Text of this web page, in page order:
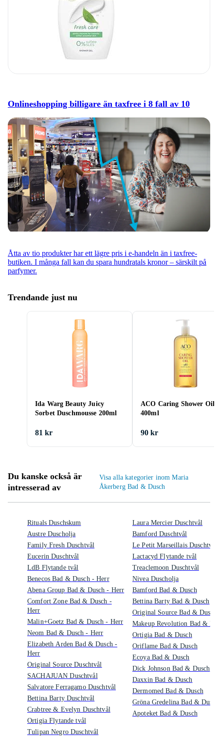
Onlineshopping billigare än taxfree i 8 fall av 10
Åtta av tio produkter har ett lägre pris i e-handeln än i taxfree-
butiken. I många fall kan du spara hundratals kronor – särskilt på
parfymer.
Trendande just nu
Ida Warg Beauty Juicy
Sorbet Duschmousse 200ml
81 kr
ACO Caring Shower Oil
400ml
90 kr
Du kanske också är
intresserad av
Visa alla kategorier inom Maria
Åkerberg Bad & Dusch
Rituals Duschskum
Austre Duscholja
Family Fresh Duschtvål
Eucerin Duschtvål
LdB Flytande tvål
Benecos Bad & Dusch - Herr
Abena Group Bad & Dusch - Herr
Comfort Zone Bad & Dusch -
Herr
Malin+Goetz Bad & Dusch - Herr
Neom Bad & Dusch - Herr
Elizabeth Arden Bad & Dusch -
Herr
Original Source Duschtvål
SACHAJUAN Duschtvål
Salvatore Ferragamo Duschtvål
Bettina Barty Duschtvål
Crabtree & Evelyn Duschtvål
Ortigia Flytande tvål
Tulipan Negro Duschtvål
Laura Mercier Duschtvål
Bamford Duschtvål
Le Petit Marseillais Duschtvål
Lactacyd Flytande tvål
Treaclemoon Duschtvål
Nivea Duscholja
Bamford Bad & Dusch
Bettina Barty Bad & Dusch
Original Source Bad & Dusch
Makeup Revolution Bad &
Ortigia Bad & Dusch
Oriflame Bad & Dusch
Ecoya Bad & Dusch
Dick Johnson Bad & Dusch
Daxxin Bad & Dusch
Dermomed Bad & Dusch
Gröna Gredelina Bad &
Apoteket Bad & Dusch